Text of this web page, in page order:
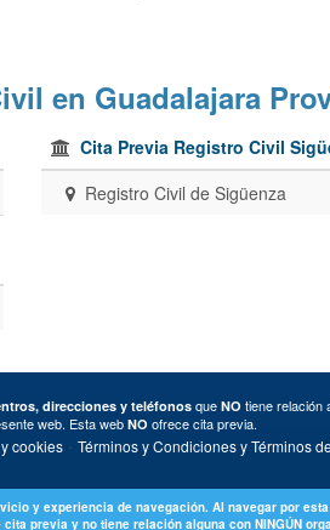
y experiencia de navegación. Al navegar por
previa y no tiene relación alguna con NINGÚN
en Guadalajara
Cita Previa Registro Civil
Registro Civil de Sigüenza
direcciones y teléfonos que NO tiene relación
web. Esta web NO ofrece cita previa.
cookies· Términos y Condiciones y Términos